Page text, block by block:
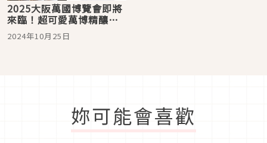
2025大阪萬國博覽會即將
來臨！超可愛萬博精釀啤
酒＆脈脈周邊一次看
2024年10月25日
妳可能會喜歡